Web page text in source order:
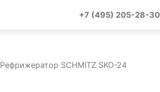
+7 (495) 205-28-30
Рефрижератор SCHMITZ SKO-24